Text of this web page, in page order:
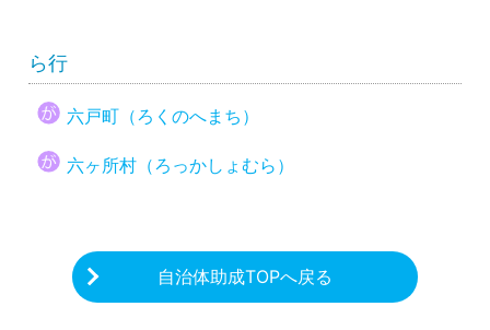
ら行
六戸町（ろくのへまち）
六ヶ所村（ろっかしょむら）
自治体助成TOPへ戻る